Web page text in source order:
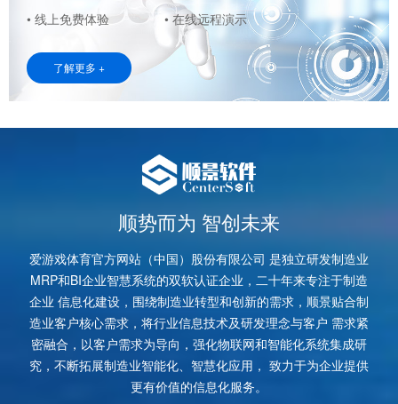
• 线上免费体验
• 在线远程演示
了解更多 +
顺势而为 智创未来
爱游戏体育官方网站（中国）股份有限公司 是独立研发制造业
MRP和BI企业智慧系统的双软认证企业，二十年来专注于制造
企业 信息化建设，围绕制造业转型和创新的需求，顺景贴合制
造业客户核心需求，将行业信息技术及研发理念与客户 需求紧
密融合，以客户需求为导向，强化物联网和智能化系统集成研
究，不断拓展制造业智能化、智慧化应用， 致力于为企业提供
更有价值的信息化服务。